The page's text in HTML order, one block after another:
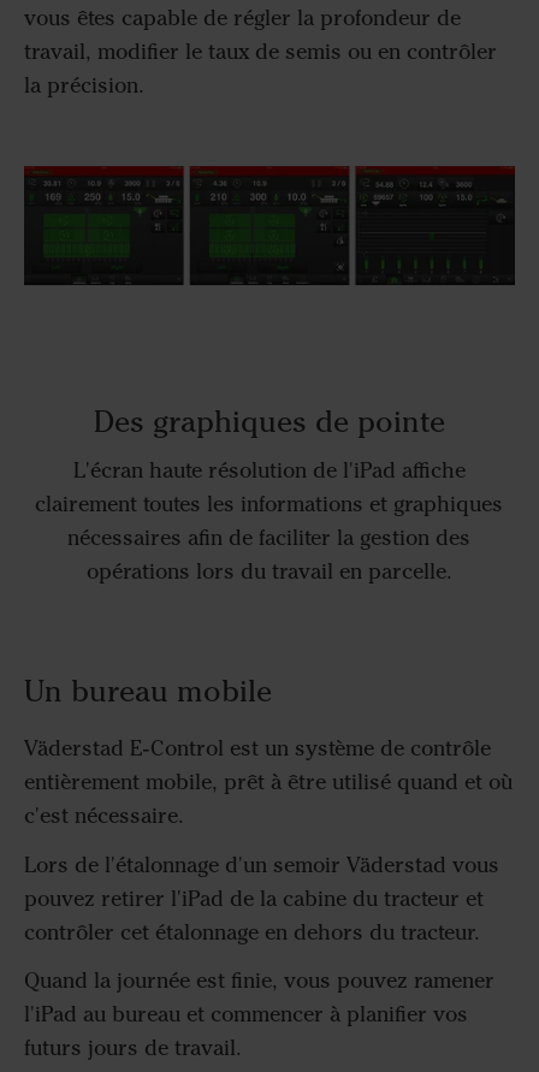
vous êtes capable de régler la profondeur de
travail, modifier le taux de semis ou en contrôler
la précision.
Des graphiques de pointe
L'écran haute résolution de l'iPad affiche
clairement toutes les informations et graphiques
nécessaires afin de faciliter la gestion des
opérations lors du travail en parcelle.
Un bureau mobile
Väderstad E-Control est un système de contrôle
entièrement mobile, prêt à être utilisé quand et où
c'est nécessaire.
Lors de l'étalonnage d'un semoir Väderstad vous
pouvez retirer l'iPad de la cabine du tracteur et
contrôler cet étalonnage en dehors du tracteur.
Quand la journée est finie, vous pouvez ramener
l'iPad au bureau et commencer à planifier vos
futurs jours de travail.